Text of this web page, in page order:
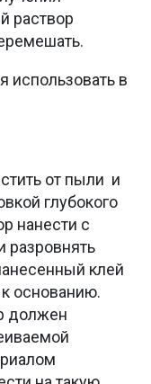
раствор
использовать в
от пыли и
глубокого
нанести с
клей
основанию.
должен